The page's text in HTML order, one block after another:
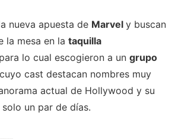
nueva apuesta de Marvel y buscan
la mesa en la taquilla
lo cual escogieron a un grupo
cast destacan nombres muy
actual de Hollywood y su
un par de días.